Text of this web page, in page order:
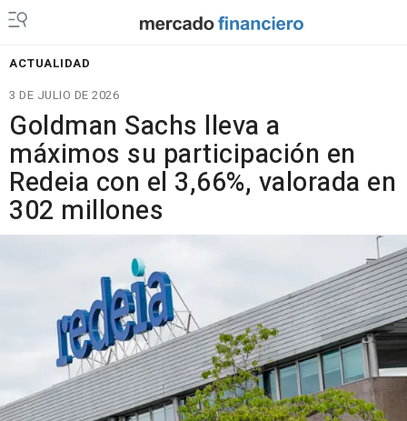
ACTUALIDAD
3 DE JULIO DE 2026
Goldman Sachs lleva a
máximos su participación en
Redeia con el 3,66%, valorada en
302 millones